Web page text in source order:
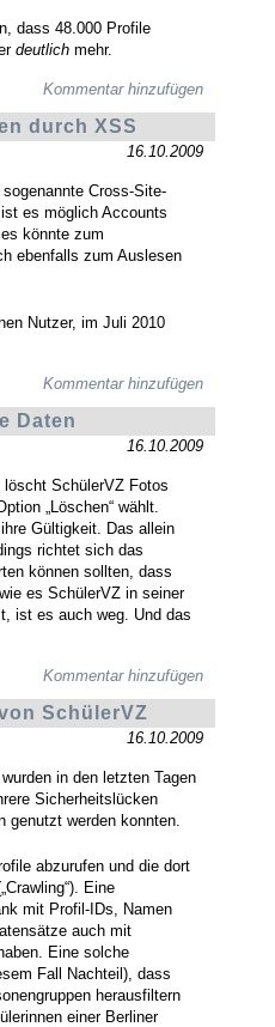
dass 48.000 Profile
deutlichmehr.
Kommentar hinzufügen
durch XSS
16.10.2009
Cross-Site-
es möglich Accounts
könnte zum
ebenfalls zum Auslesen
Nutzer, im Juli 2010
Kommentar hinzufügen
Daten
16.10.2009
SchülerVZ Fotos
„Löschen“ wählt.
Gültigkeit. Das allein
richtet sich das
können sollten, dass
es SchülerVZ in seiner
ist es auch weg. Und das
Kommentar hinzufügen
SchülerVZ
16.10.2009
in den letzten Tagen
Sicherheitslücken
werden konnten.
abzurufen und die dort
Eine
mit Profil-IDs, Namen
auch mit
Eine solche
Fall Nachteil), dass
herausfiltern
einer Berliner